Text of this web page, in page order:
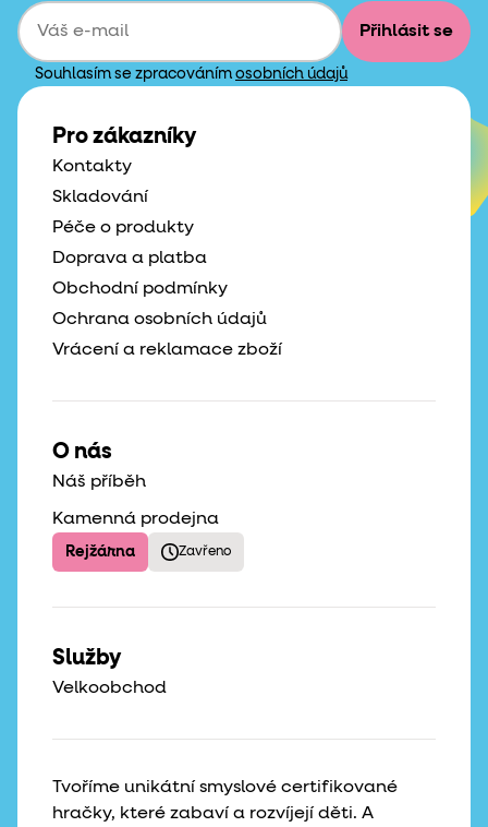
Přihlásit se
Souhlasím se zpracováním osobních údajů
Tvoříme unikátní smyslové certifikované
hračky, které zabaví a rozvíjejí děti. A
Pro zákazníky
Kontakty
Skladování
Péče o produkty
Doprava a platba
Obchodní podmínky
Ochrana osobních údajů
Vrácení a reklamace zboží
O nás
Náš příběh
Kamenná prodejna
Rejžárna Zavřeno
Služby
Velkoobchod